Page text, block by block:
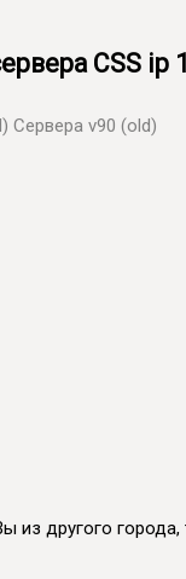
CSS ip
Сервера v90 (old)
из другого